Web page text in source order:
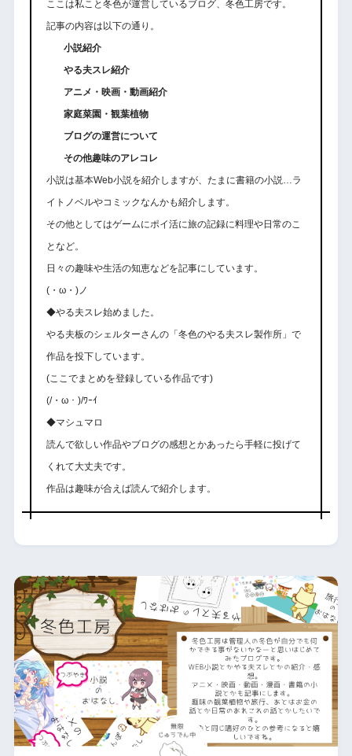
ここは私こと冬色が運営しているブログ、冬色工房です。
記事の内容は以下の通り。
小説紹介
やる夫スレ紹介
アニメ・映画・動画紹介
家庭菜園・観葉植物
ブログの運営について
その他趣味のアレコレ
小説は基本Web小説を紹介しますが、たまに書籍の小説…ラ
イトノベルやコミックなんかも紹介します。
その他としてはゲームにポイ活に旅の記録に料理や日常のこ
となど。
日々の趣味や生活の知恵などを記事にしています。
(・ω・)ノ
◆やる夫スレ始めました。
やる夫板のシェルターさんの「冬色のやる夫スレ製作所」で
作品を投下しています。
(ここでまとめを登録している作品です)
(/・ω・)/ﾜｰｲ
◆マシュマロ
読んで欲しい作品やブログの感想とかあったら手軽に投げて
くれて大丈夫です。
作品は趣味が合えば読んで紹介します。